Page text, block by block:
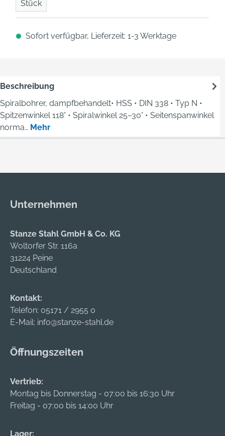
Stück
Sofort verfügbar, Lieferzeit: 1-3 Werktage
Beschreibung
Spiralbohrer, dampfbehandelt• HSS • DIN 338 • Typ N •
Spitzenwinkel 118° • Spiralwinkel 25–30° • Seitenspanwinkel
norma… Mehr
Unternehmen
Stanze Stahl GmbH & Co. KG
Woltorfer Str. 116a
31224 Peine
Deutschland
Kontakt:
Telefon: 05171 / 2955 0
E-Mail: info@stanze-stahl.de
Öffnungszeiten
Vertrieb:
Montag bis Donnerstag - 07:00 bis 16:30 Uhr
Freitag - 07:00 bis 14:00 Uhr
Lager: